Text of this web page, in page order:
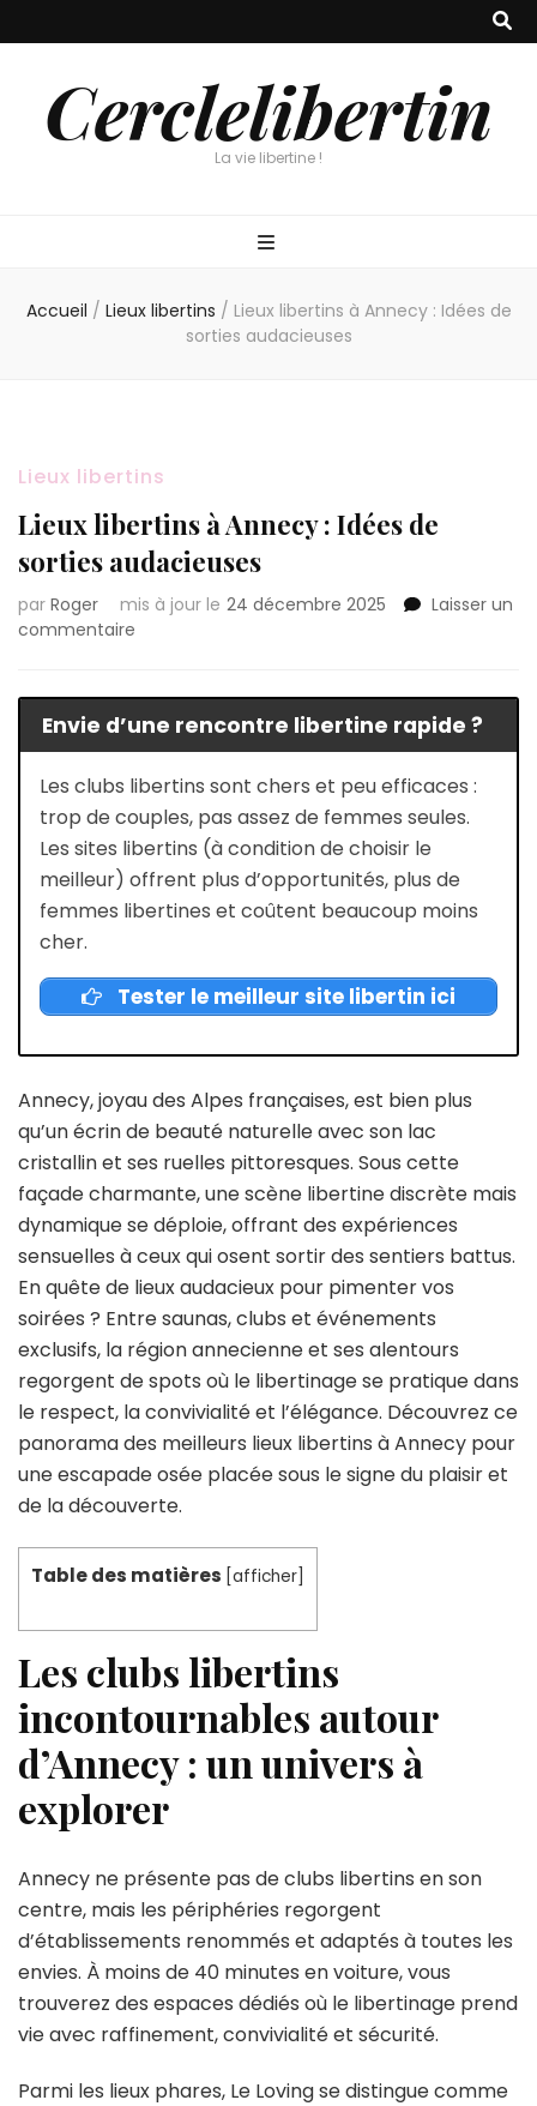
Cerclelibertin
La vie libertine !
Accueil / Lieux libertins / Lieux libertins à Annecy : Idées de
sorties audacieuses
Lieux libertins
Lieux libertins à Annecy : Idées de
sorties audacieuses
par Roger mis à jour le 24 décembre 2025
Laisser un
commentaire
à
Annecy
:
Idées
sorties
audacieuses
Envie d’une rencontre libertine rapide ?
Les clubs libertins sont chers et peu efficaces :
trop de couples, pas assez de femmes seules.
Les sites libertins (à condition de choisir le
meilleur) offrent plus d’opportunités, plus de
femmes libertines et coûtent beaucoup moins
cher.
Tester le meilleur site libertin ici
Annecy, joyau des Alpes françaises, est bien plus
qu’un écrin de beauté naturelle avec son lac
cristallin et ses ruelles pittoresques. Sous cette
façade charmante, une scène libertine discrète mais
dynamique se déploie, offrant des expériences
sensuelles à ceux qui osent sortir des sentiers battus.
En quête de lieux audacieux pour pimenter vos
soirées ? Entre saunas, clubs et événements
exclusifs, la région annecienne et ses alentours
regorgent de spots où le libertinage se pratique dans
le respect, la convivialité et l’élégance. Découvrez ce
panorama des meilleurs lieux libertins à Annecy pour
une escapade osée placée sous le signe du plaisir et
de la découverte.
Table des matières [afficher]
Les clubs libertins
incontournables autour
d’Annecy : un univers à
explorer
Annecy ne présente pas de clubs libertins en son
centre, mais les périphéries regorgent
d’établissements renommés et adaptés à toutes les
envies. À moins de 40 minutes en voiture, vous
trouverez des espaces dédiés où le libertinage prend
vie avec raffinement, convivialité et sécurité.
Parmi les lieux phares, Le Loving se distingue comme